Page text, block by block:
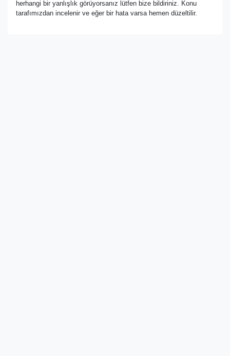
herhangi bir yanlışlık görüyorsanız lütfen bize bildiriniz. Konu
tarafımızdan incelenir ve eğer bir hata varsa hemen düzeltilir.